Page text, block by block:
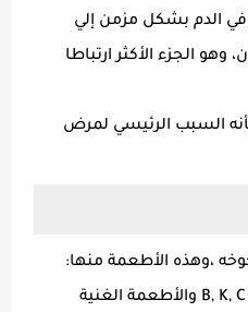
الدم بشكل مزمن إلي
الجزء الأكثر ارتباطا
السبب الرئيسي لمرض
،وهذه الأطعمة منها:
الافوكادو، الخضار، فيتامينات B, K, C والأطعمة الغنية